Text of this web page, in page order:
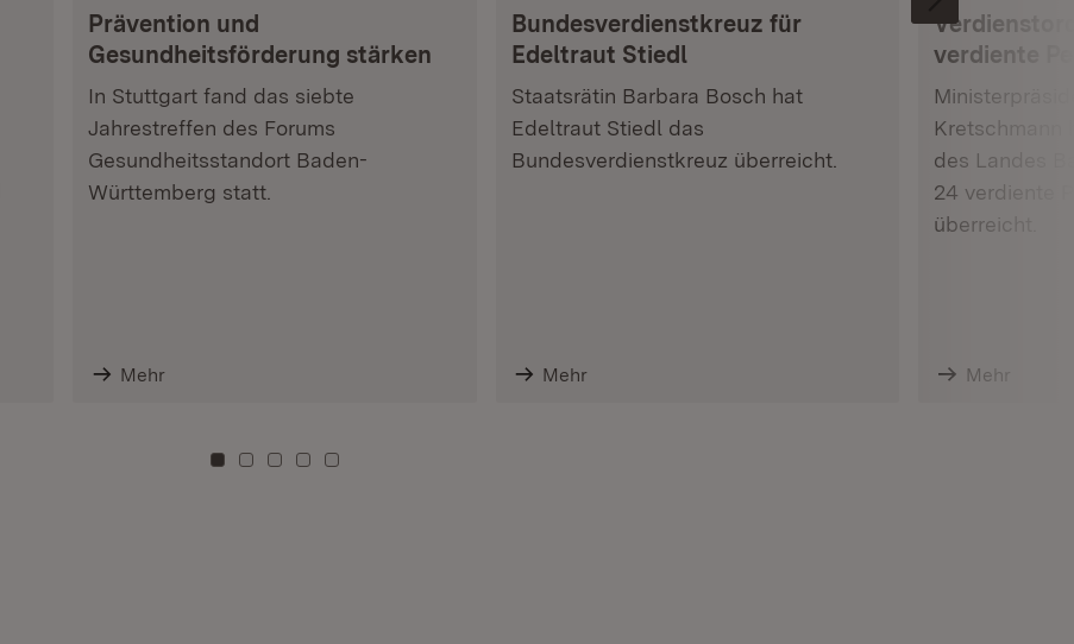
Prävention und
Gesundheitsförderung stärken
In Stuttgart fand das siebte
Jahrestreffen des Forums
Gesundheitsstandort Baden-
Württemberg statt.
Mehr
Bundesverdienstkreuz für
Edeltraut Stiedl
Staatsrätin Barbara Bosch hat
Edeltraut Stiedl das
Bundesverdienstkreuz überreicht.
Mehr
verdiente
Kretschmann
des Landes
24 verdiente
überreicht.
Mehr
Zu Kachel: 0
Zu Kachel: 3
Zu Kachel: 6
Zu Kachel: 9
Zu Kachel: 12